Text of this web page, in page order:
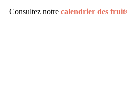
Consultez notre calendrier des